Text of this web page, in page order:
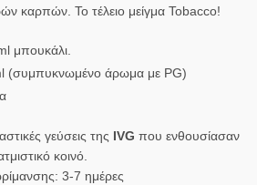
καρπών. Το τέλειο μείγμα Tobacco!
μπουκάλι.
(συμπυκνωμένο άρωμα με PG)
γεύσεις της IVG που ενθουσίασαν
κοινό.
3-7 ημέρες